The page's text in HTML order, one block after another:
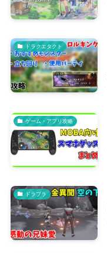
ドラクエタクト
ゲーム・アプリ攻略
ドラブラ